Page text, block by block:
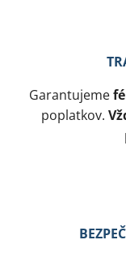
Garantujeme
poplatkov.